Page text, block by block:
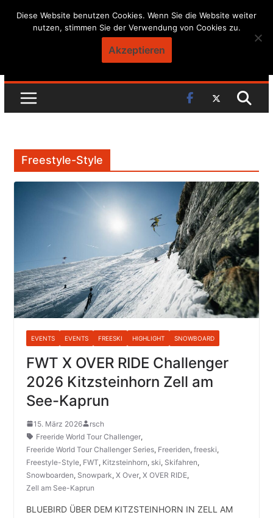
Skip
Freestyle-Style
EVENTS EVENTS FREESKI HIGHLIGHT SNOWBOARD
FWT X OVER RIDE Challenger
2026 Kitzsteinhorn Zell am
See-Kaprun
15. März 2026
rsch
Freeride World Tour Challenger,
Freeride World Tour Challenger Series, Freeriden, freeski,
Freestyle-Style, FWT, Kitzsteinhorn, ski, Skifahren,
Snowboarden, Snowpark, X Over, X OVER RIDE,
Zell am See-Kaprun
BLUEBIRD ÜBER DEM KITZSTEINHORN IN ZELL AM
Diese Website benutzen Cookies. Wenn Sie die Website weiter
nutzen, stimmen Sie der Verwendung von Cookies zu.
Akzeptieren